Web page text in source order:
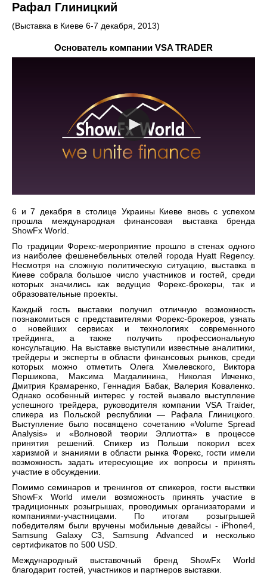
Рафал Глиницкий
(Выставка в Киеве 6-7 декабря, 2013)
Основатель компании VSA TRADER
6 и 7 декабря в столице Украины Киеве вновь с успехом
прошла международная финансовая выставка бренда
ShowFx World.
По традиции Форекс-мероприятие прошло в стенах одного
из наиболее фешенебельных отелей города Hyatt Regency.
Несмотря на сложную политическую ситуацию, выставка в
Киеве собрала большое число участников и гостей, среди
которых значились как ведущие Форекс-брокеры, так и
образовательные проекты.
Каждый гость выставки получил отличную возможность
познакомиться с представителями Форекс-брокеров, узнать
о новейших сервисах и технологиях современного
трейдинга, а также получить профессиональную
консультацию. На выставке выступили известные аналитики,
трейдеры и эксперты в области финансовых рынков, среди
которых можно отметить Олега Хмелевского, Виктора
Першикова, Максима Магдалинина, Николая Ивченко,
Дмитрия Крамаренко, Геннадия Бабак, Валерия Коваленко.
Однако особенный интерес у гостей вызвало выступление
успешного трейдера, руководителя компании VSA Traider,
спикера из Польской республики — Рафала Глиницкого.
Выступление было посвящено сочетанию «Volume Spread
Analysis» и «Волновой теории Эллиотта» в процессе
принятия решений. Спикер из Польши покорил всех
харизмой и знаниями в области рынка Форекс, гости имели
возможность задать итересующие их вопросы и принять
участие в обсуждении.
Помимо семинаров и тренингов от спикеров, гости выствки
ShowFx World имели возможность принять участие в
традиционных розыгрышах, проводимых организаторами и
компаниями-участницами. По итогам розыгрышей
победителям были вручены мобильные девайсы - iPhone4,
Samsung Galaxy С3, Samsung Advanced и несколько
сертификатов по 500 USD.
Международный выставочный бренд ShowFx World
благодарит гостей, участников и партнеров выставки.